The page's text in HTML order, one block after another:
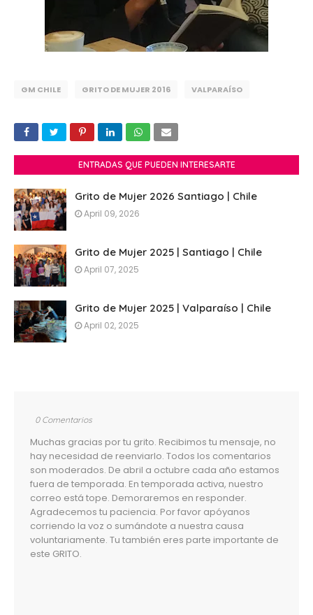
GM CHILE GRITO DE MUJER 2016 VALPARAÍSO
ENTRADAS QUE PUEDEN INTERESARTE
Grito de Mujer 2026 Santiago | Chile
April 09, 2026
Grito de Mujer 2025 | Santiago | Chile
April 07, 2025
Grito de Mujer 2025 | Valparaíso | Chile
April 02, 2025
0 Comentarios
Muchas gracias por tu grito. Recibimos tu mensaje, no
hay necesidad de reenviarlo. Todos los comentarios
son moderados. De abril a octubre cada año estamos
fuera de temporada. En temporada activa, nuestro
correo está tope. Demoraremos en responder.
Agradecemos tu paciencia. Por favor apóyanos
corriendo la voz o sumándote a nuestra causa
voluntariamente. Tu también eres parte importante de
este GRITO.